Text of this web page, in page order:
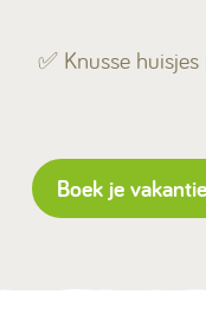
✅ Knusse
Boek je vakantie